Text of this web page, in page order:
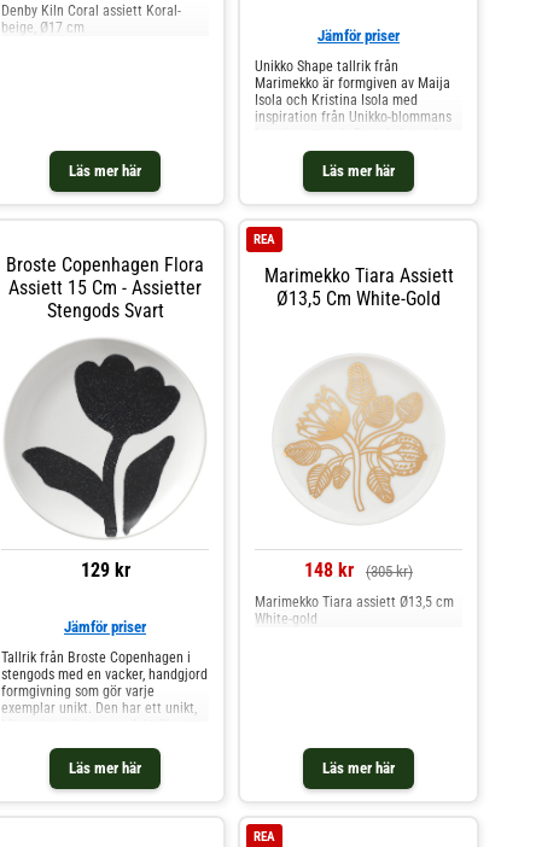
Läs mer här
Denby Kiln Coral assiett Koral-
beige, Ø17 cm
Läs mer här
Jämför priser
Unikko Shape tallrik från
Marimekko är formgiven av Maija
Isola och Kristina Isola med
inspiration från Unikko-blommans
formen gör tallriken till en
dekorativ del av dukningen, lika
vacker för servering som för att stå
Marimekko- Tillverkad i keramik
med kastanjefärgad glasyr.-
Blomformad design inspirerad av
Unikko.- Mönsterpressad logga
undertill.- Formgiven av Maija Isola
Royal Design.
Broste Copenhagen Flora
Assiett 15 Cm - Assietter
Stengods Svart
129 kr
Läs mer här
Jämför priser
Tallrik från Broste Copenhagen i
stengods med en vacker, handgjord
formgivning som gör varje
exemplar unikt. Den har ett unikt,
tallriken från Broste Copenhagen-
Varje tallrik färdigställs för hand,
vilket gör varje exemplar unikt i
Marimekko Tiara Assiett
Ø13,5 Cm White-Gold
REA
148 kr (305 kr)
Läs mer här
Marimekko Tiara assiett Ø13,5 cm
White-gold
REA